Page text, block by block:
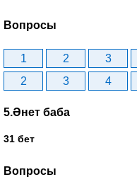
Вопросы
1 2 3
2
3 4
5.Әнет баба
31 бет
Вопросы